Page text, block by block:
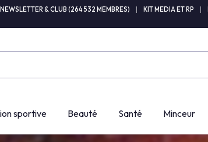
NEWSLETTER & CLUB (264 532 MEMBRES) KIT MEDIA ET RP
sportive Beauté Santé Minceur